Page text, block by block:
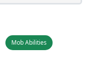
Mob Abilities